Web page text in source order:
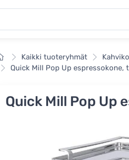
EtusivuKaikki tuoteryhmät
Quick Mill Pop Up espressokone,
Quick Mill Pop Up